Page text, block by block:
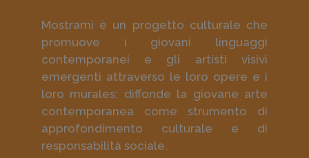
Mostrami è un progetto culturale che
promuove i giovani linguaggi
contemporanei e gli artisti visivi
emergenti attraverso le loro opere e i
loro murales; diffonde la giovane arte
contemporanea come strumento di
approfondimento culturale e di
responsabilità sociale.